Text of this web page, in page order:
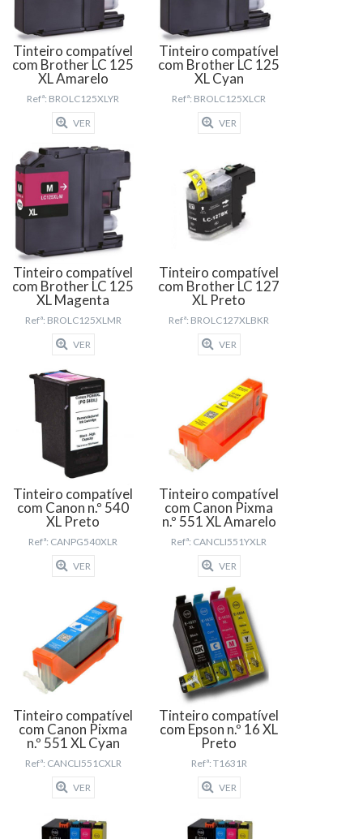
Tinteiro compatível
com Brother LC 125
XL Amarelo
Refª: BROLC125XLYR
VER
Tinteiro compatível
com Brother LC 125
XL Cyan
Refª: BROLC125XLCR
VER
Tinteiro compatível
com Brother LC 125
XL Magenta
Refª: BROLC125XLMR
VER
Tinteiro compatível
com Brother LC 127
XL Preto
Refª: BROLC127XLBKR
VER
Tinteiro compatível
com Canon n.º 540
XL Preto
Refª: CANPG540XLR
VER
Tinteiro compatível
com Canon Pixma
n.º 551 XL Amarelo
Refª: CANCLI551YXLR
VER
Tinteiro compatível
com Canon Pixma
n.º 551 XL Cyan
Refª: CANCLI551CXLR
VER
Tinteiro compatível
com Epson n.º 16 XL
Preto
Refª: T1631R
VER